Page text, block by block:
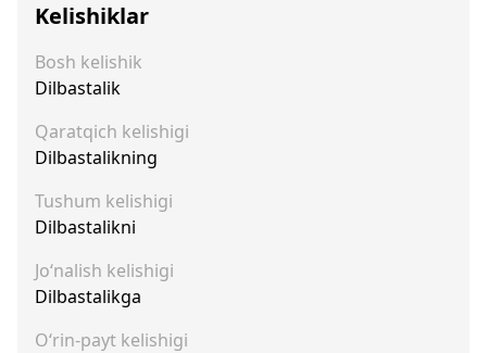
Kelishiklar
Bosh kelishik
Dilbastalik
Qaratqich kelishigi
Dilbastalikning
Tushum kelishigi
Dilbastalikni
Jo‘nalish kelishigi
Dilbastalikga
O‘rin-payt kelishigi